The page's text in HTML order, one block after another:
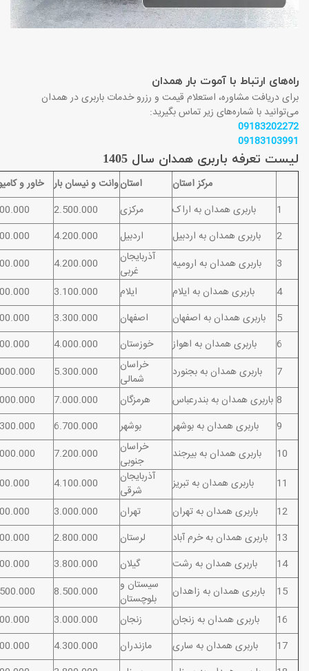
راه‌های ارتباط با آموت بار همدان
برای دریافت مشاوره، استعلام قیمت و رزرو خدمات باربری در همدان
می‌توانید با شماره‌های زیر تماس بگیرید:
09183202272
09183103991
لیست تعرفه باربری همدان سال 1405
خاور و وانت و نیسان باراستان
مرکز استان
2.500.000 مرکزی باربری همدان به اراک
1
4.200.000 اردبیل باربری همدان به اردبیل
2
4.200.000
آذربایجان
غربی
باربری همدان به ارومیه
3
3.100.000 ایلام باربری همدان به ایلام
4
3.300.000 اصفهان باربری همدان به اصفهان
5
4.000.000 خوزستان باربری همدان به اهواز
6
5.300.000
خراسان
شمالی
باربری همدان به بجنورد
7
7.000.000 هرمزگان باربری همدان به بندرعباس 8
6.700.000 بوشهر باربری همدان به بوشهر
9
7.200.000
خراسان
جنوبی
باربری همدان به بیرجند
10
4.100.000
آذربایجان
شرقی
باربری همدان به تبریز
11
3.000.000 تهران باربری همدان به تهران
12
2.800.000 لرستان باربری همدان به خرم آباد 13
3.800.000 گیلان باربری همدان به رشت
14
8.500.000
سیستان و
بلوچستان
باربری همدان به زاهدان
15
3.000.000 زنجان باربری همدان به زنجان
16
4.300.000 مازندران باربری همدان به ساری
17